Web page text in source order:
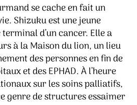
se cache en fait un
Shizuku est une jeune
d’un cancer. Elle a
à la Maison du lion, un lieu
des personnes en fin de
et des EPHAD. À l’heure
sur les soins palliatifs,
genre de structures essaimer